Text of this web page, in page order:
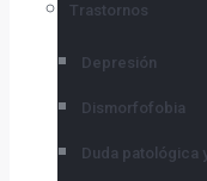
Trastornos
Depresión
Dismorfofobia
Duda patológica